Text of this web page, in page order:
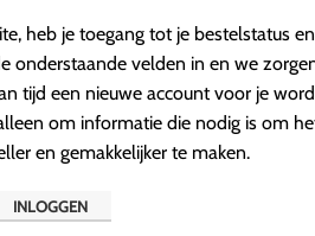
heb je toegang tot je bestelstatus
onderstaande velden in en we
tijd een nieuwe account voor je
om informatie die nodig is om
en gemakkelijker te maken.
INLOGGEN